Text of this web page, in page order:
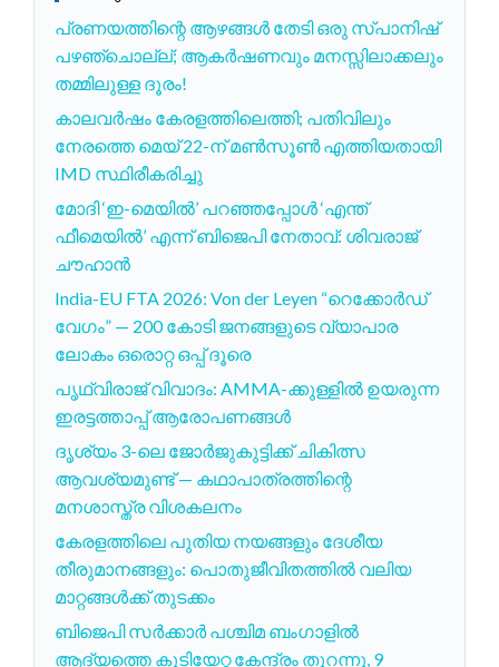
പ്രണയത്തിന്റെ ആഴങ്ങൾ തേടി ഒരു സ്പാനിഷ്
പഴഞ്ചൊല്ല്; ആകർഷണവും മനസ്സിലാക്കലും
തമ്മിലുള്ള ദൂരം!
കാലവർഷം കേരളത്തിലെത്തി; പതിവിലും
നേരത്തെ മെയ് 22-ന് മൺസൂൺ എത്തിയതായി
IMD സ്ഥിരീകരിച്ചു
മോദി ‘ഇ-മെയിൽ’ പറഞ്ഞപ്പോൾ ‘എന്ത്
ഫീമെയിൽ’ എന്ന് ബിജെപി നേതാവ്: ശിവരാജ്
ചൗഹാൻ
India-EU FTA 2026: Von der Leyen “റെക്കോർഡ്
വേഗം” — 200 കോടി ജനങ്ങളുടെ വ്യാപാര
ലോകം ഒരൊറ്റ ഒപ്പ് ദൂരെ
പൃഥ്വിരാജ് വിവാദം: AMMA-ക്കുള്ളിൽ ഉയരുന്ന
ഇരട്ടത്താപ്പ് ആരോപണങ്ങൾ
ദൃശ്യം 3-ലെ ജോര്‍ജുകുട്ടിക്ക് ചികിത്സ
ആവശ്യമുണ്ട് — കഥാപാത്രത്തിന്റെ
മനശാസ്ത്ര വിശകലനം
കേരളത്തിലെ പുതിയ നയങ്ങളും ദേശീയ
തീരുമാനങ്ങളും: പൊതുജീവിതത്തിൽ വലിയ
മാറ്റങ്ങൾക്ക് തുടക്കം
ബിജെപി സർക്കാർ പശ്ചിമ ബംഗാളിൽ
ആദ്യത്തെ കുടിയേറ്റ കേന്ദ്രം തുറന്നു, 9